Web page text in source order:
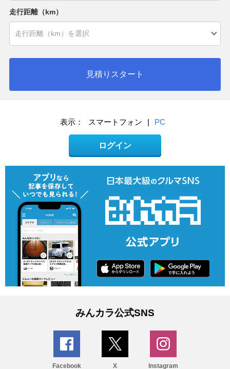
走行距離（km）
見積りスタート
表示： スマートフォン | PC
ログイン
みんカラ公式SNS
Facebook X Instagram